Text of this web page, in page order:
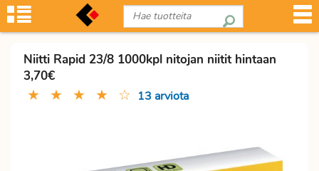
Niitti Rapid 23/8 1000kpl nitojan niitit hintaan
3,70€
★ ★ ★ ★ ☆ 13 arviota